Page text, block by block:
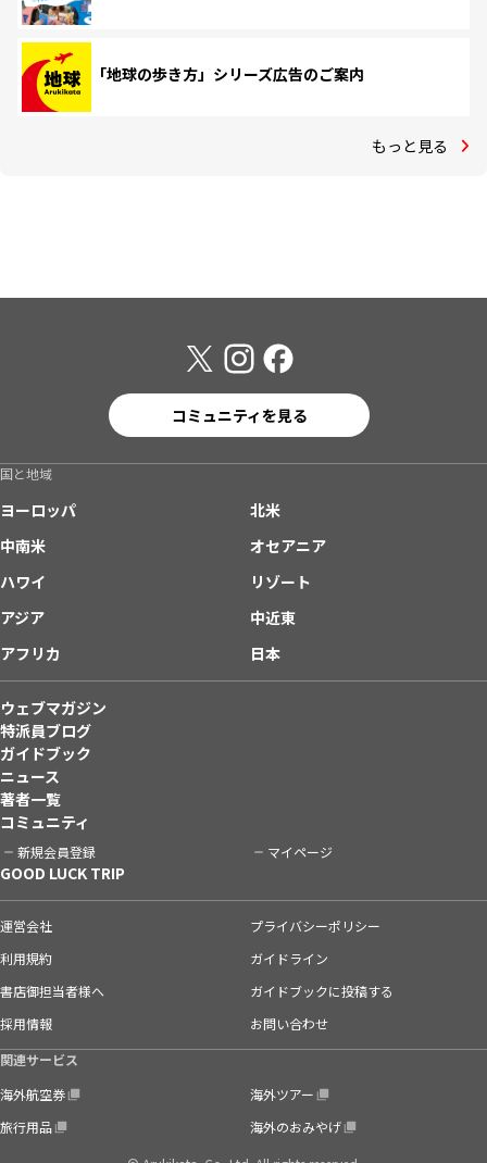
「地球の歩き方」シリーズ広告のご案内
もっと見る
コミュニティを見る
国と地域
ヨーロッパ
北米
中南米
オセアニア
ハワイ
リゾート
アジア
中近東
アフリカ
日本
ウェブマガジン
特派員ブログ
ガイドブック
ニュース
著者一覧
コミュニティ
新規会員登録 マイページ
GOOD LUCK TRIP
運営会社
プライバシーポリシー
利用規約
ガイドライン
書店御担当者様へ
ガイドブックに投稿する
採用情報
お問い合わせ
関連サービス
海外航空券
海外ツアー
旅行用品
海外のおみやげ